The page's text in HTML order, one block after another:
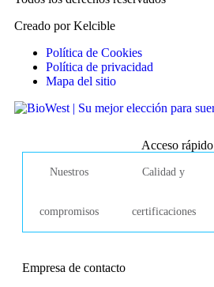
Creado por Kelcible
Política de Cookies
Política de privacidad
Mapa del sitio
Acceso rápido
Nuestros
compromisos
Calidad y
certificaciones
Empresa de contacto